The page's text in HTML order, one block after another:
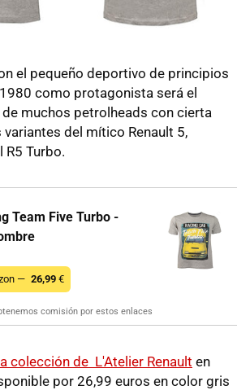
el pequeño deportivo de principios
como protagonista será el
muchos petrolheads con cierta
del mítico Renault 5,
R5 Turbo.
Team Five Turbo -
— 26,99 €
comisión por estos enlaces
colección de L'Atelier Renault en
por 26,99 euros en color gris